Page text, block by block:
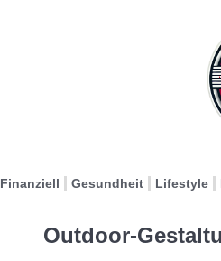
Finanziell Gesundheit Lifestyle
Outdoor-